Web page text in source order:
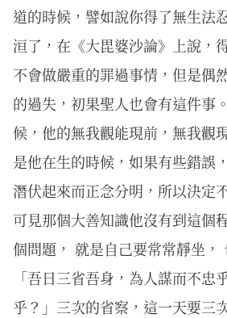
道的時候，譬如說你得了無生法
洹了，在《大毘婆沙論》上說，
不會做嚴重的罪過事情，但是偶
的過失，初果聖人也會有這件事
候，他的無我觀能現前，無我觀
是他在生的時候，如果有些錯誤
潛伏起來而正念分明，所以決定
可見那個大善知識他沒有到這個
個問題， 就是自己要常常靜坐，
「吾日三省吾身，為人謀而不忠
乎？」三次的省察，這一天要三